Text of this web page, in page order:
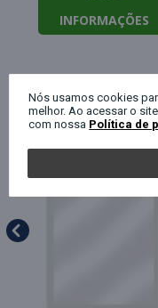
INFORMAÇÕES
QUEM
Nós usamos cookies
melhor. Ao acessar o
com nossa Política de